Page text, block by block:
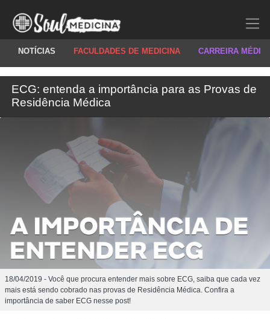
NOTÍCIAS FACULDADES DE MEDICINA CARREIRA
ECG: entenda a importância para as Provas de
Residência Médica
18/04/2019 - Você que procura entender mais sobre ECG, saiba que cada vez
mais está sendo cobrado nas provas de Residência Médica. Confira a
importância de saber ECG nesse post!